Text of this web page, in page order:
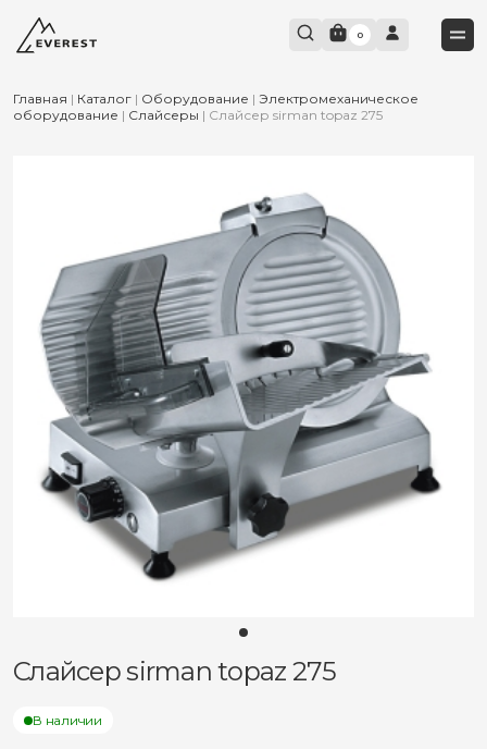
0
Главная | Каталог | Оборудование | Электромеханическое
оборудование | Слайсеры | Слайсер sirman topaz 275
Слайсер sirman topaz 275
В наличии